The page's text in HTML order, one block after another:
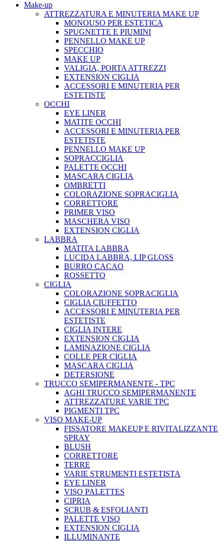
Make-up
ATTREZZATURA E MINUTERIA MAKE UP
MONOUSO PER ESTETICA
SPUGNETTE E PIUMINI
PENNELLO MAKE UP
SPECCHIO
MAKE UP
VALIGIA, PORTA ATTREZZI
EXTENSION CIGLIA
ACCESSORI E MINUTERIA PER
ESTETISTE
OCCHI
EYE LINER
MATITE OCCHI
ACCESSORI E MINUTERIA PER
ESTETISTE
PENNELLO MAKE UP
SOPRACCIGLIA
PALETTE OCCHI
MASCARA CIGLIA
OMBRETTI
COLORAZIONE SOPRACIGLIA
CORRETTORE
PRIMER VISO
MASCHERA VISO
EXTENSION CIGLIA
LABBRA
MATITA LABBRA
LUCIDA LABBRA, LIP GLOSS
BURRO CACAO
ROSSETTO
CIGLIA
COLORAZIONE SOPRACIGLIA
CIGLIA CIUFFETTO
ACCESSORI E MINUTERIA PER
ESTETISTE
CIGLIA INTERE
EXTENSION CIGLIA
LAMINAZIONE CIGLIA
COLLE PER CIGLIA
MASCARA CIGLIA
DETERSIONE
TRUCCO SEMIPERMANENTE - TPC
AGHI TRUCCO SEMIPERMANENTE
ATTREZZATURE VARIE TPC
PIGMENTI TPC
VISO MAKE-UP
FISSATORE MAKEUP E RIVITALIZZANTE
SPRAY
BLUSH
CORRETTORE
TERRE
VARIE STRUMENTI ESTETISTA
EYE LINER
VISO PALETTES
CIPRIA
SCRUB & ESFOLIANTI
PALETTE VISO
EXTENSION CIGLIA
ILLUMINANTE